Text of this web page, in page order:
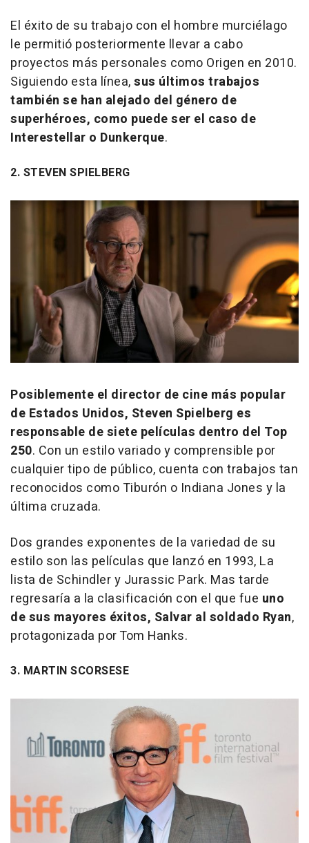
El éxito de su trabajo con el hombre murciélago
le permitió posteriormente llevar a cabo
proyectos más personales como Origen en 2010.
Siguiendo esta línea,sus últimos trabajos
también se han alejado del género de
superhéroes, como puede ser el caso de
Interestellar o Dunkerque.
2. STEVEN SPIELBERG
Posiblemente el director de cine más popular
de Estados Unidos, Steven Spielberg es
responsable de siete películas dentro del Top
250. Con un estilo variado y comprensible por
cualquier tipo de público, cuenta con trabajos tan
reconocidos como Tiburón o Indiana Jones y la
última cruzada.
Dos grandes exponentes de la variedad de su
estilo son las películas que lanzó en 1993, La
lista de Schindlery Jurassic Park. Mas tarde
regresaría a la clasificación con el que fue uno
de sus mayores éxitos, Salvar al soldado Ryan,
protagonizada por Tom Hanks.
3. MARTIN SCORSESE